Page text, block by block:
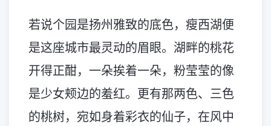
若说个园是扬州雅致的底色，瘦西湖便
是这座城市最灵动的眉眼。湖畔的桃花
开得正酣，一朵挨着一朵，粉莹莹的像
是少女颊边的羞红。更有那两色、三色
的桃树，宛如身着彩衣的仙子，在风中